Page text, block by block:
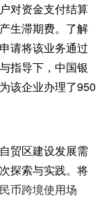
对资金支付结算
生滞期费。了解
请将该业务通过
指导下，中国银
该企业办理了950
贸区建设发展需
探索与实践。将
币跨境使用场